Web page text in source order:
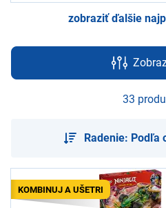
zobraziť ďalšie
33
Radenie: Podľa
KOMBINUJ A UŠETRI